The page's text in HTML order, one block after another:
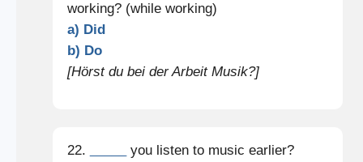
working? (while working)
a) Did
b) Do
[Hörst du bei der Arbeit Musik?]
22.
you listen to music earlier?